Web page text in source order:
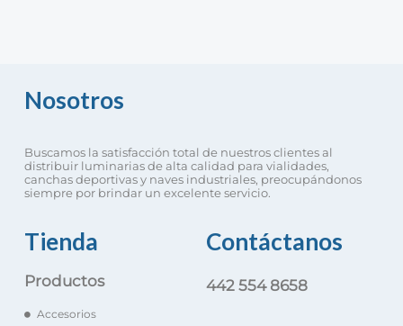
Nosotros
Buscamos la satisfacción total de nuestros clientes al
distribuir luminarias de alta calidad para vialidades,
canchas deportivas y naves industriales, preocupándonos
siempre por brindar un excelente servicio.
Tienda
Productos
Accesorios
Contáctanos
442 554 8658